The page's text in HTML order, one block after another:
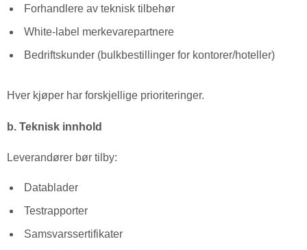
Forhandlere av teknisk tilbehør
White-label merkevarepartnere
Bedriftskunder (bulkbestillinger for kontorer/hoteller)
Hver kjøper har forskjellige prioriteringer.
b. Teknisk innhold
Leverandører bør tilby:
Datablader
Testrapporter
Samsvarssertifikater